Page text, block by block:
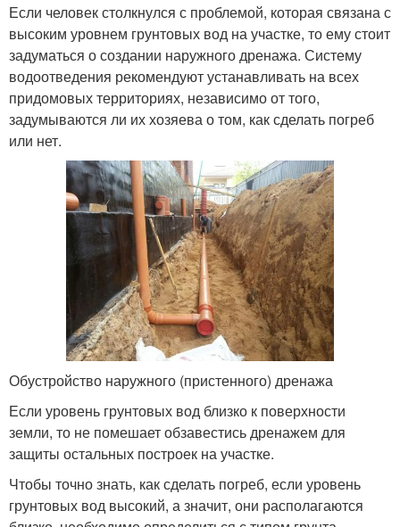
Если человек столкнулся с проблемой, которая связана с
высоким уровнем грунтовых вод на участке, то ему стоит
задуматься о создании наружного дренажа. Систему
водоотведения рекомендуют устанавливать на всех
придомовых территориях, независимо от того,
задумываются ли их хозяева о том, как сделать погреб
или нет.
Обустройство наружного (пристенного) дренажа
Если уровень грунтовых вод близко к поверхности
земли, то не помешает обзавестись дренажем для
защиты остальных построек на участке.
Чтобы точно знать, как сделать погреб, если уровень
грунтовых вод высокий, а значит, они располагаются